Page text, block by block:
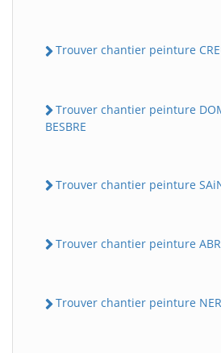
Trouver chantier peinture
Trouver chantier peinture
BESBRE
Trouver chantier peinture
Trouver chantier peinture
Trouver chantier peinture